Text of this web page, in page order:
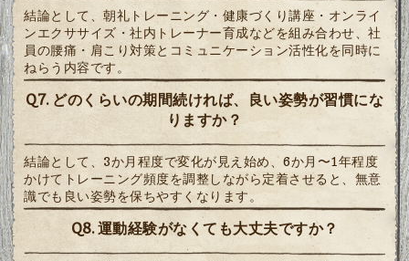
結論として、朝礼トレーニング・健康づくり講座・オンライ
ンエクササイズ・社内トレーナー育成などを組み合わせ、社
員の腰痛・肩こり対策とコミュニケーション活性化を同時に
ねらう内容です。
Q7. どのくらいの期間続ければ、良い姿勢が習慣にな
りますか？
結論として、3か月程度で変化が見え始め、6か月〜1年程度
かけてトレーニング頻度を調整しながら定着させると、無意
識でも良い姿勢を保ちやすくなります。
Q8. 運動経験がなくても大丈夫ですか？